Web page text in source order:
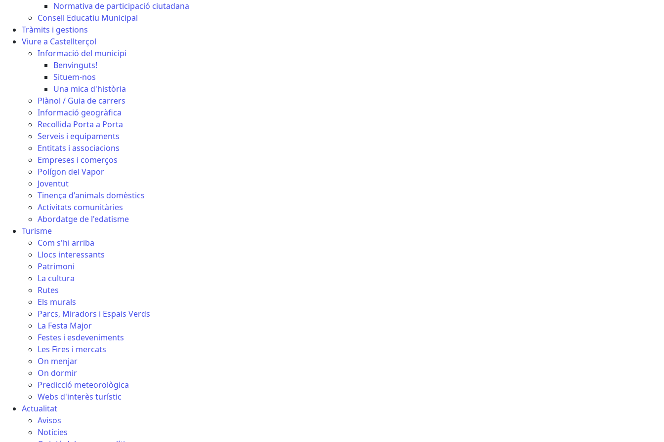
Normativa de participació ciutadana
Consell Educatiu Municipal
Tràmits i gestions
Viure a Castellterçol
Informació del municipi
Benvinguts!
Situem-nos
Una mica d'història
Plànol / Guia de carrers
Informació geogràfica
Recollida Porta a Porta
Serveis i equipaments
Entitats i associacions
Empreses i comerços
Polígon del Vapor
Joventut
Tinença d'animals domèstics
Activitats comunitàries
Abordatge de l'edatisme
Turisme
Com s'hi arriba
Llocs interessants
Patrimoni
La cultura
Rutes
Els murals
Parcs, Miradors i Espais Verds
La Festa Major
Festes i esdeveniments
Les Fires i mercats
On menjar
On dormir
Predicció meteorològica
Webs d'interès turístic
Actualitat
Avisos
Notícies